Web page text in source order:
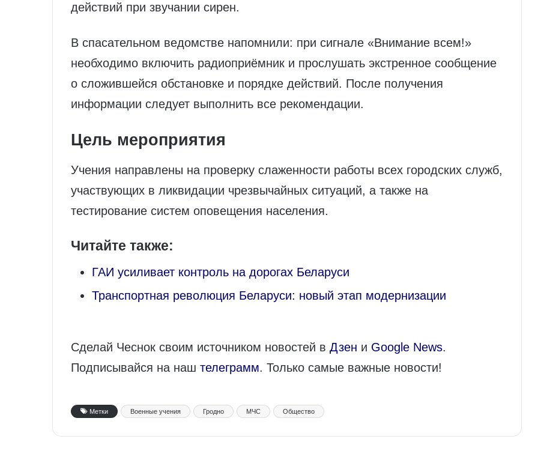
действий при звучании сирен.
В спасательном ведомстве напомнили: при сигнале «Внимание всем!»
необходимо включить радиоприёмник и прослушать экстренное сообщение
о сложившейся обстановке и порядке действий. После получения
информации следует выполнить все рекомендации.
Цель мероприятия
Учения направлены на проверку слаженности работы всех городских служб,
участвующих в ликвидации чрезвычайных ситуаций, а также на
тестирование систем оповещения населения.
Читайте также:
ГАИ усиливает контроль на дорогах Беларуси
Транспортная революция Беларуси: новый этап модернизации
Сделай Чеснок своим источником новостей в Дзен и Google News.
Подписывайся на наш телеграмм. Только самые важные новости!
Метки Военные учения Гродно МЧС Общество